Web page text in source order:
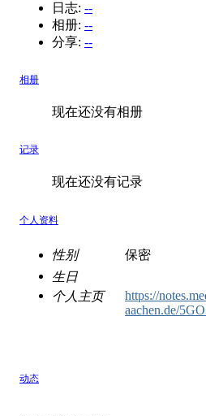
日志: --
相册: --
分享: --
相册
现在还没有相册
记录
现在还没有记录
个人资料
性别
保密
生日
个人主页
https://
aachen.de/
动态